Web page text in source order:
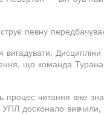
певну
Дисципліни
що команда Турана
процес читання вже
УПЛ досконало вивчили,